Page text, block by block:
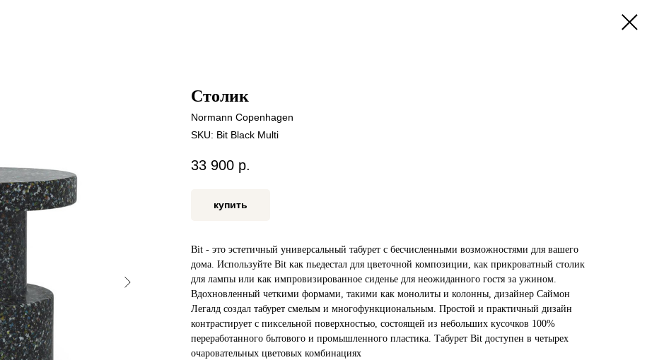
Столик
Normann Copenhagen
SKU: Bit Black Multi
33 900 р.
купить
Bit - это эстетичный универсальный табурет с бесчисленными возможностями для вашего
дома. Используйте Bit как пьедестал для цветочной композиции, как прикроватный столик
для лампы или как импровизированное сиденье для неожиданного гостя за ужином.
Вдохновленный четкими формами, такими как монолиты и колонны, дизайнер Саймон
Легалд создал табурет смелым и многофункциональным. Простой и практичный дизайн
контрастирует с пиксельной поверхностью, состоящей из небольших кусочков 100%
переработанного бытового и промышленного пластика. Табурет Bit доступен в четырех
очаровательных цветовых комбинациях